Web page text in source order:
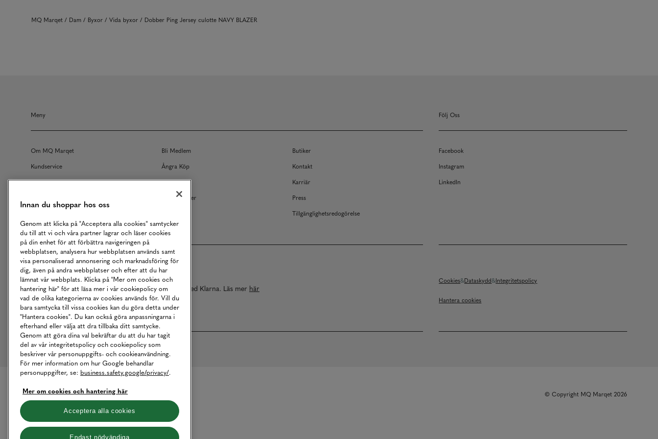
MQ Marqet Dam Byxor Vida byxor Dobber Ping Jersey culotte NAVY BLAZER
Meny
Om MQ Marqet Bli Medlem
Butiker
Kundservice
Ångra Köp
Kontakt
Returer
Köpvillkor
Karriär
Våra Tjänster
Press
Tillgänglighetsredogörelse
Följ Oss
Facebook
Instagram
LinkedIn
Betalningar online sköts i samarbete med Klarna. Läs mer här
Cookies Dataskydd Integritetspolicy
Hantera cookies
© Copyright MQ Marqet 2026
Innan du shoppar hos oss
Genom att klicka på "Acceptera alla cookies" samtycker
du till att vi och våra partner lagrar och läser cookies
på din enhet för att förbättra navigeringen på
webbplatsen, analysera hur webbplatsen används samt
visa personaliserad annonsering och marknadsföring för
dig, även på andra webbplatser och efter att du har
lämnat vår webbplats. Klicka på "Mer om cookies och
hantering här" för att läsa mer i vår cookiepolicy om
vad de olika kategorierna av cookies används för. Vill du
bara samtycka till vissa cookies kan du göra detta under
"Hantera cookies". Du kan också göra anpassningarna i
efterhand eller välja att dra tillbaka ditt samtycke.
Genom att göra dina val bekräftar du att du har tagit
del av vår integritetspolicy och cookiepolicy som
beskriver vår personuppgifts- och cookieanvändning.
För mer information om hur Google behandlar
personuppgifter, se: business.safety.google/privacy/.
Mer om cookies och hantering här
Acceptera alla cookies
Endast nödvändiga